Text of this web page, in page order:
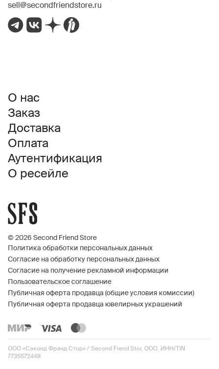
sell@secondfriendstore.ru
О нас
Заказ
Доставка
Оплата
Аутентификация
О ресейле
© 2026 Second Friend Store
Политика обработки персональных данных
Согласие на обработку персональных данных
Согласие на получение рекламной информации
Пользовательское соглашение
Публичная оферта продавца (общие условия комиссии)
Публичная оферта продавца ювелирных украшений
ООО «Сэконд Фрэнд Стор» / Second Frend Stor, ООО, ИНН/TIN
7735572448